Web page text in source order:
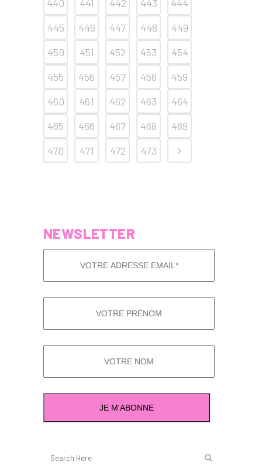
440 441 442 443
444
445
446 447 448
449
450
451 452 453
454
455
456 457 458
459
460
461 462 463
464
465
466 467 468
469
470
471 472 473
NEWSLETTER